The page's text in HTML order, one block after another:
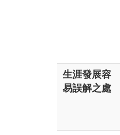
生涯發展容
易誤解之處